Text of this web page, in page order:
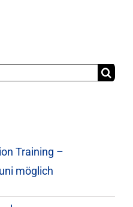
Training –
möglich